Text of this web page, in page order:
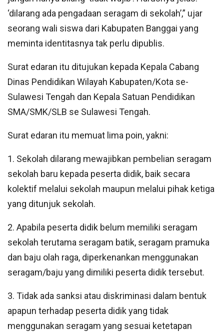
‘dilarang ada pengadaan seragam di sekolah’,” ujar
seorang wali siswa dari Kabupaten Banggai yang
meminta identitasnya tak perlu dipublis.
Surat edaran itu ditujukan kepada Kepala Cabang
Dinas Pendidikan Wilayah Kabupaten/Kota se-
Sulawesi Tengah dan Kepala Satuan Pendidikan
SMA/SMK/SLB se Sulawesi Tengah.
Surat edaran itu memuat lima poin, yakni:
1. Sekolah dilarang mewajibkan pembelian seragam
sekolah baru kepada peserta didik, baik secara
kolektif melalui sekolah maupun melalui pihak ketiga
yang ditunjuk sekolah.
2. Apabila peserta didik belum memiliki seragam
sekolah terutama seragam batik, seragam pramuka
dan baju olah raga, diperkenankan menggunakan
seragam/baju yang dimiliki peserta didik tersebut.
3. Tidak ada sanksi atau diskriminasi dalam bentuk
apapun terhadap peserta didik yang tidak
menggunakan seragam yang sesuai ketetapan